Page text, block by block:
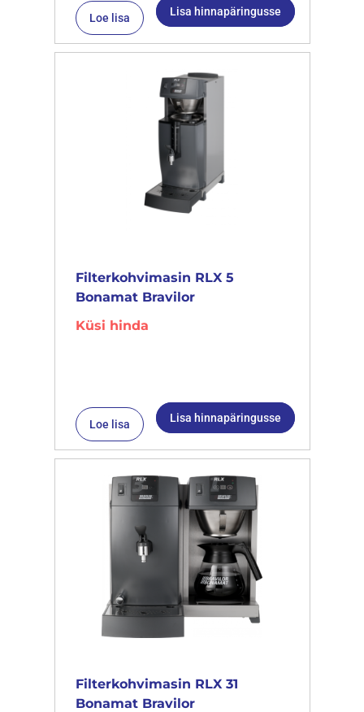
Loe lisa Lisa hinnapäringusse
Filterkohvimasin RLX 5
Bonamat Bravilor
Küsi hinda
Loe lisa Lisa hinnapäringusse
Filterkohvimasin RLX 31
Bonamat Bravilor